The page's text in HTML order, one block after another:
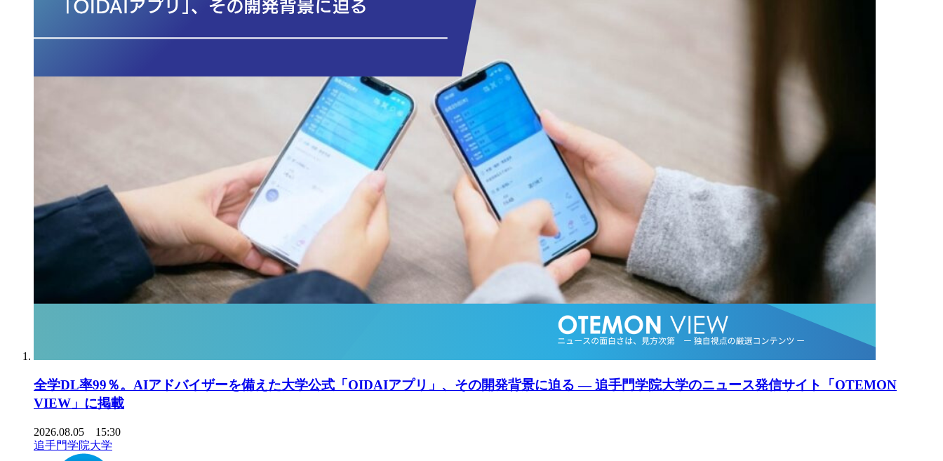
全学DL率99％。AIアドバイザーを備えた大学公式「OIDAIアプリ」、その開発背景に迫る ― 追手門学院大学のニュース発信サイト「OTEMON
VIEW」に掲載
2026.08.05 15:30
追手門学院大学